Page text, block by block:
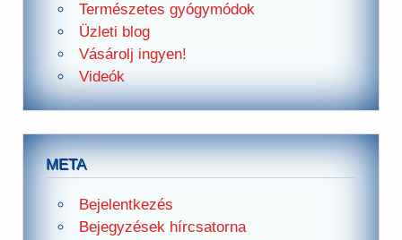
Természetes gyógymódok
Üzleti blog
Vásárolj ingyen!
Videók
META
Bejelentkezés
Bejegyzések hírcsatorna